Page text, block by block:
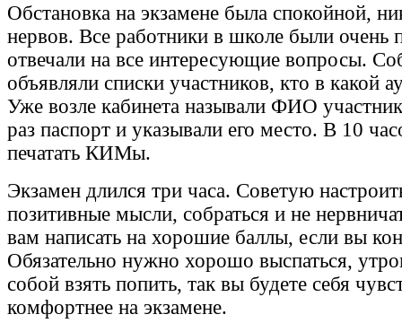
Обстановка на экзамене была спокойной,
нервов. Все работники в школе были очень
отвечали на все интересующие вопросы.
объявляли списки участников, кто в какой
Уже возле кабинета называли ФИО
раз паспорт и указывали его место. В 10
печатать КИМы.
Экзамен длился три часа. Советую
позитивные мысли, собраться и не
вам написать на хорошие баллы, если вы
Обязательно нужно хорошо выспаться,
собой взять попить, так вы будете себя
комфортнее на экзамене.